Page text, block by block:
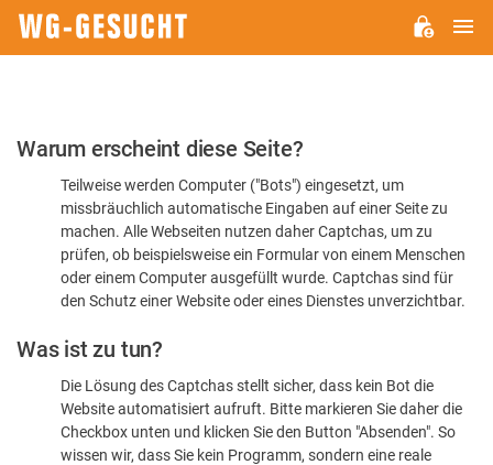
Bitte
dass
sind
Warum erscheint diese Seite?
Teilweise werden Computer ("Bots") eingesetzt, um
missbräuchlich automatische Eingaben auf einer Seite zu
machen. Alle Webseiten nutzen daher Captchas, um zu
prüfen, ob beispielsweise ein Formular von einem Menschen
oder einem Computer ausgefüllt wurde. Captchas sind für
den Schutz einer Website oder eines Dienstes unverzichtbar.
Was ist zu tun?
Die Lösung des Captchas stellt sicher, dass kein Bot die
Website automatisiert aufruft. Bitte markieren Sie daher die
Checkbox unten und klicken Sie den Button "Absenden". So
wissen wir, dass Sie kein Programm, sondern eine reale